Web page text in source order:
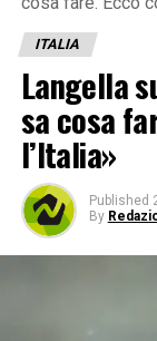
ITALIA
Langella
sa cosa
l’Italia»
Published
By